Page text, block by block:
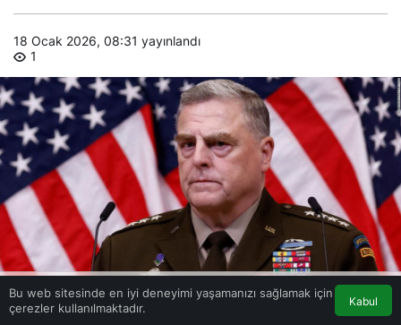
18 Ocak 2026, 08:31 yayınlandı
1
Bu web sitesinde en iyi deneyimi yaşamanızı sağlamak için
çerezler kullanılmaktadır.
Kabul
Anasayfa Akış Trafik